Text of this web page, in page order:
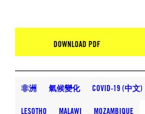
DOWNLOAD PDF
非洲 氣候變化 COVID-19 (中文)
LESOTHO MALAWI MOZAMBIQUE